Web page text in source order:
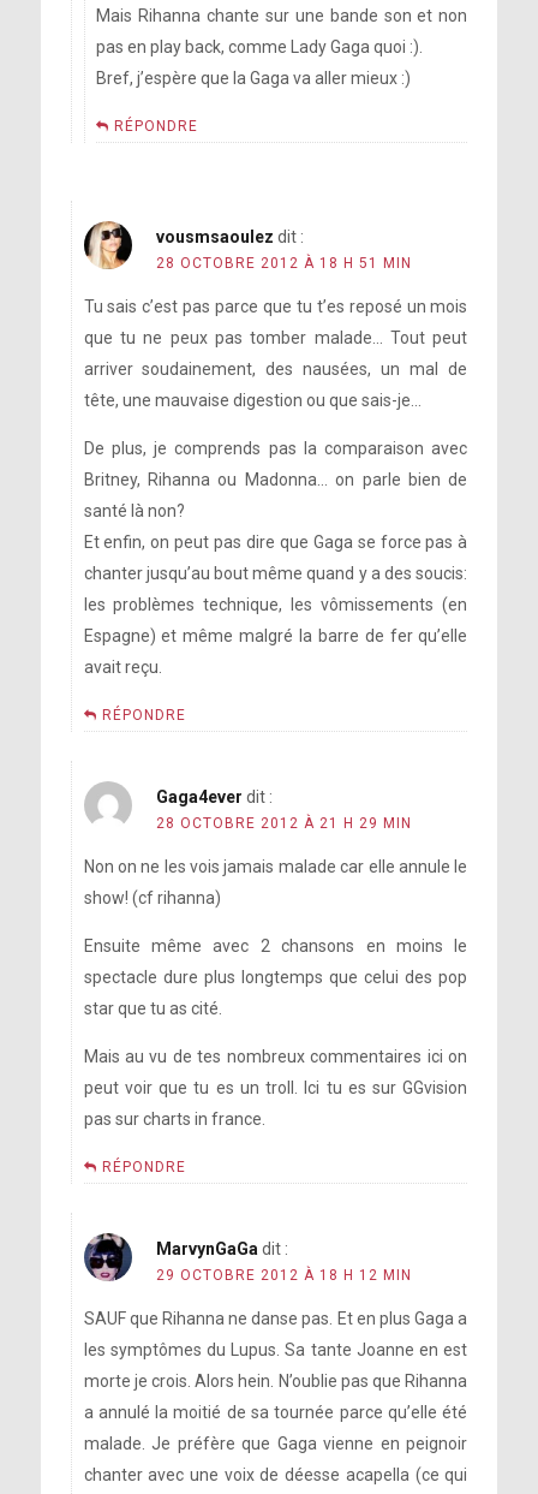
Mais Rihanna chante sur une bande son et non
pas en play back, comme Lady Gaga quoi :).
Bref, j’espère que la Gaga va aller mieux :)
RÉPONDRE
vousmsaoulez dit :
28 OCTOBRE 2012 À 18 H 51 MIN
Tu sais c’est pas parce que tu t’es reposé un mois
que tu ne peux pas tomber malade… Tout peut
arriver soudainement, des nausées, un mal de
tête, une mauvaise digestion ou que sais-je…
De plus, je comprends pas la comparaison avec
Britney, Rihanna ou Madonna… on parle bien de
santé là non?
Et enfin, on peut pas dire que Gaga se force pas à
chanter jusqu’au bout même quand y a des soucis:
les problèmes technique, les vômissements (en
Espagne) et même malgré la barre de fer qu’elle
avait reçu.
RÉPONDRE
Gaga4ever dit :
28 OCTOBRE 2012 À 21 H 29 MIN
Non on ne les vois jamais malade car elle annule le
show! (cf rihanna)
Ensuite même avec 2 chansons en moins le
spectacle dure plus longtemps que celui des pop
star que tu as cité.
Mais au vu de tes nombreux commentaires ici on
peut voir que tu es un troll. Ici tu es sur GGvision
pas sur charts in france.
RÉPONDRE
MarvynGaGa dit :
29 OCTOBRE 2012 À 18 H 12 MIN
SAUF que Rihanna ne danse pas. Et en plus Gaga a
les symptômes du Lupus. Sa tante Joanne en est
morte je crois. Alors hein. N’oublie pas que Rihanna
a annulé la moitié de sa tournée parce qu’elle été
malade. Je préfère que Gaga vienne en peignoir
chanter avec une voix de déesse acapella (ce qui